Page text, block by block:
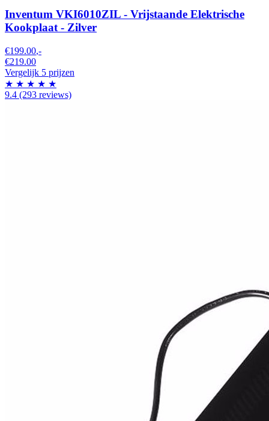
Inventum VKI6010ZIL - Vrijstaande Elektrische
Kookplaat - Zilver
€199.00,-
€219.00
Vergelijk 5 prijzen
★ ★ ★ ★ ★
9.4 (293 reviews)